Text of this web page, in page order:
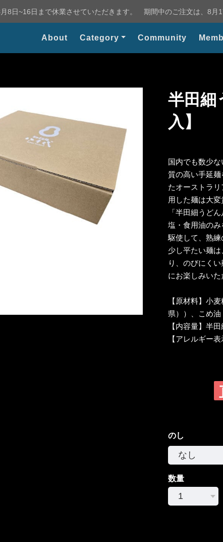
~16日まで休業させていただきます。 期間中のご注文は、8月17
About Category Community
半田細
入】
国内でも数少な
質の高い手延
たオーストラ
用した麺は大変
「半田細うど
塩・食用油の
駆使して、熟練
少し平たい麺
り、のびにく
にお楽しみいた
【原材料】小
県））、こめ油
【内容量】半
【アレルギー
のし
数量